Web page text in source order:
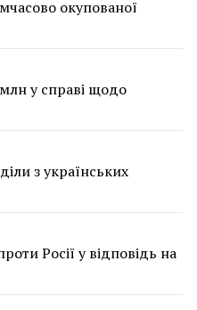
окупованої
у справі щодо
з українських
Росії у відповідь на